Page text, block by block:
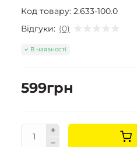
Код товару: 2.633-100.0
Відгуки: (0)
В наявності
599грн